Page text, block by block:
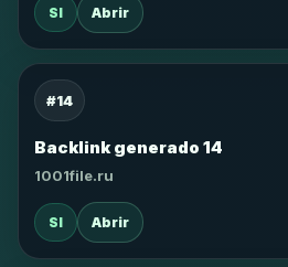
SI Abrir
#14
Backlink generado 14
1001file.ru
SI Abrir